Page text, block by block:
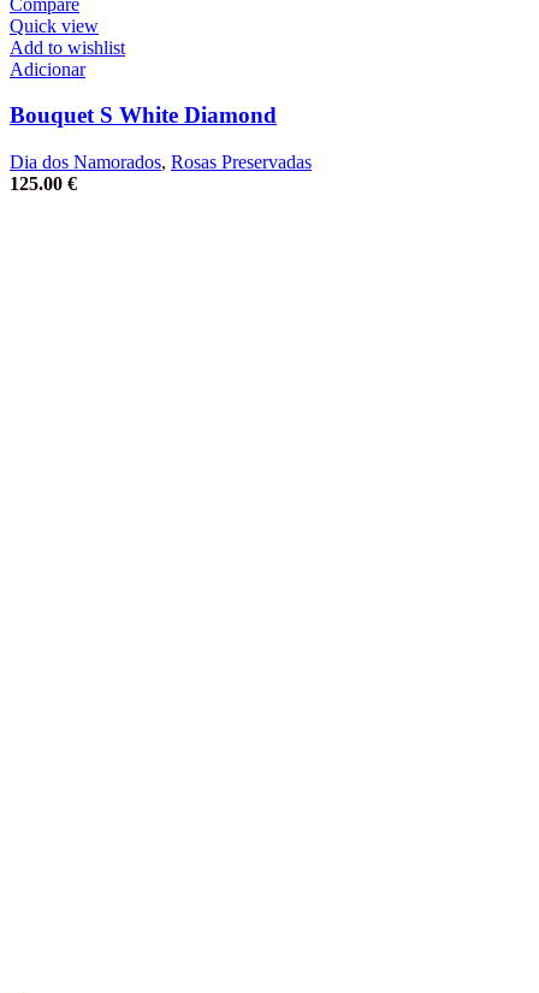
Quick view
Add to wishlist
Adicionar
Bouquet S White Diamond
Dia dos Namorados, Rosas Preservadas
125.00 €